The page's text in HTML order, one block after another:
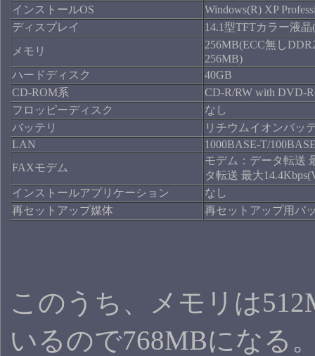
インストールOS
Windows(R) XP
ディスプレイ
14.1型TFTカラー液
メモリ
256MB(ECC無し
256MB)
ハードディスク
40GB
CD-ROM系
CD-R/RW with DVD-
フロッピーディスク
なし
バッテリ
リチウムイオンバッ
LAN
1000BASE-T/
FAXモデム
モデム：データ転送
タ転送 最大
インストールアプリケーション
なし
再セットアップ媒体
再セットアップ用バ
このうち、メモリは
いるので768MBになる